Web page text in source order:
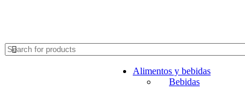
Alimentos y bebidas
Bebidas